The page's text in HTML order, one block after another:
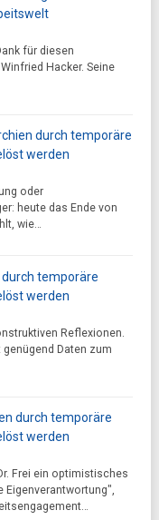
für diesen
Hacker. Seine
durch temporäre
werden
oder
heute das Ende von
wie…
temporäre
werden
Reflexionen.
Daten zum
durch temporäre
werden
Frei ein optimistisches
Eigenverantwortung",